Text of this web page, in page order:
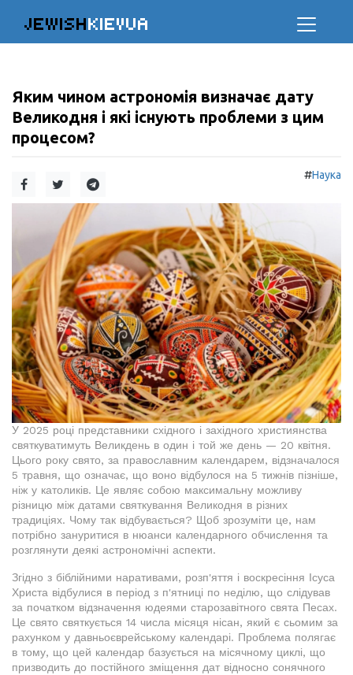
JEWISHKIEVUA
Яким чином астрономія визначає дату
Великодня і які існують проблеми з цим
процесом?
#Наука
У 2025 році представники східного і західного християнства
святкуватимуть Великдень в один і той же день — 20 квітня.
Цього року свято, за православним календарем, відзначалося
5 травня, що означає, що воно відбулося на 5 тижнів пізніше,
ніж у католиків. Це являє собою максимальну можливу
різницю між датами святкування Великодня в різних
традиціях. Чому так відбувається? Щоб зрозуміти це, нам
потрібно зануритися в нюанси календарного обчислення та
розглянути деякі астрономічні аспекти.
Згідно з біблійними наративами, розп'яття і воскресіння Ісуса
Христа відбулися в період з п'ятниці по неділю, що слідував
за початком відзначення юдеями старозавітного свята Песах.
Це свято святкується 14 числа місяця нісан, який є сьомим за
рахунком у давньоєврейському календарі. Проблема полягає
в тому, що цей календар базується на місячному циклі, що
призводить до постійного зміщення дат відносно сонячного